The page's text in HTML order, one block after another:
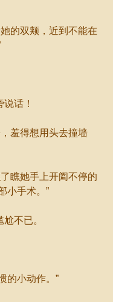
的双颊，近到不能在
话！
羞得想用头去撞墙
瞧她手上开阖不停的
小手术。”
不已。
小动作。”